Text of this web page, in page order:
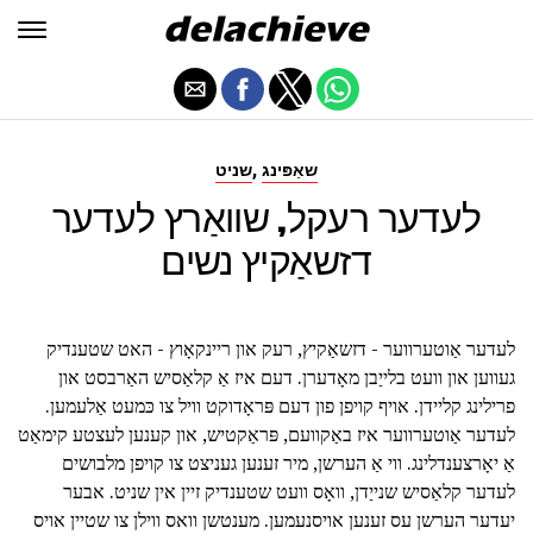
שניט, שאַפּינג
לעדער רעקל, שוואַרץ לעדער
דזשאַקיץ נשים
לעדער אַוטערווער - דזשאַקיץ, רעק און ריינקאָוץ - האט שטענדיק
געווען און וועט בלייַבן מאָדערן. דעם איז אַ קלאַסיש האַרבסט און
פרילינג קליידן. אויף קויפן פון דעם פּראָדוקט וויל צו כּמעט אַלעמען.
לעדער אַוטערווער איז באַקוועם, פּראַקטיש, און קענען לעצטע קימאַט
אַ יאָרצענדלינג. ווי אַ הערשן, מיר זענען געניצט צו קויפן מלבושים
לעדער קלאַסיש שנייַדן, וואָס וועט שטענדיק זיין אין שניט. אבער
יעדער הערשן עס זענען אויסנעמען. מענטשן וואס ווילן צו שטיין אויס